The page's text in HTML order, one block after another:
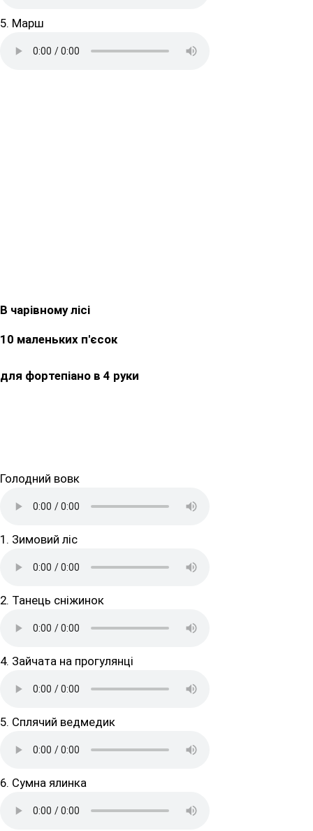
5. Марш
В чарівному лісі
10 маленьких п'єсок
для фортепіано в 4 руки
Голодний вовк
1. Зимовий ліс
2. Танець сніжинок
4. Зайчата на прогулянці
5. Сплячий ведмедик
6. Сумна ялинка